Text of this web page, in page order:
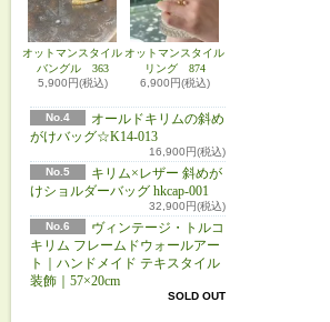
オットマンスタイル
バングル 363
5,900円(税込)
オットマンスタイル
リング 874
6,900円(税込)
No.4
オールドキリムの斜め
がけバッグ☆K14-013
16,900円(税込)
No.5
キリム×レザー 斜めが
けショルダーバッグ hkcap-001
32,900円(税込)
No.6
ヴィンテージ・トルコ
キリム フレームドウォールアー
ト｜ハンドメイド テキスタイル
装飾｜57×20cm
SOLD OUT